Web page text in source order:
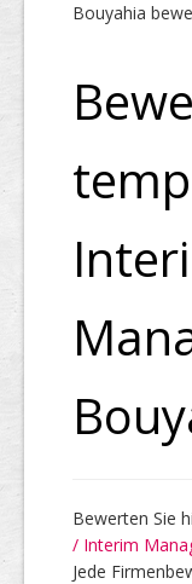
Vorteile
Preise
HELP
Über uns
Bouyahia
Bewerten Sie
/ Interim
Jede